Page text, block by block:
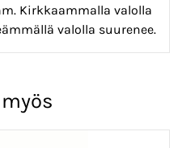
Kirkkaammalla valolla
valolla suurenee.